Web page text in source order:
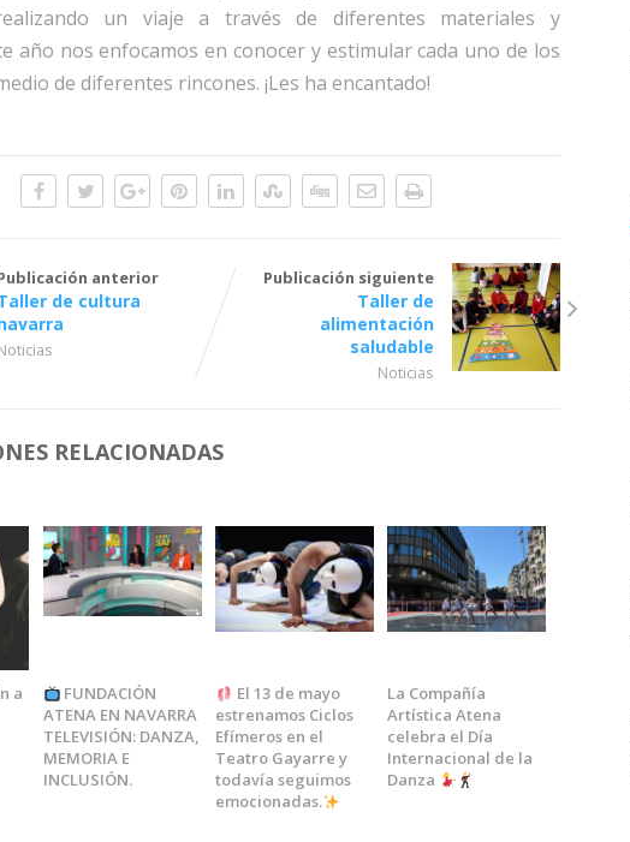
un viaje a través de diferentes materiales y
año nos enfocamos en conocer y estimular cada uno de los
de diferentes rincones. ¡Les ha encantado!
anterior
de cultura
Publicación siguiente
Taller de
alimentación
saludable
Noticias
RELACIONADAS
a
FUNDACIÓN
ATENA EN NAVARRA
TELEVISIÓN: DANZA,
MEMORIA E
INCLUSIÓN.
El 13 de mayo
estrenamos Ciclos
Efímeros en el
Teatro Gayarre y
todavía seguimos
emocionadas.
La Compañía
Artística Atena
celebra el Día
Internacional de la
Danza